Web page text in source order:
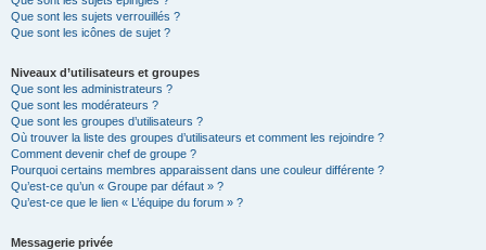
Que sont les sujets verrouillés ?
Que sont les icônes de sujet ?
Niveaux d’utilisateurs et groupes
Que sont les administrateurs ?
Que sont les modérateurs ?
Que sont les groupes d’utilisateurs ?
Où trouver la liste des groupes d’utilisateurs et comment les rejoindre ?
Comment devenir chef de groupe ?
Pourquoi certains membres apparaissent dans une couleur différente ?
Qu’est-ce qu’un « Groupe par défaut » ?
Qu’est-ce que le lien « L’équipe du forum » ?
Messagerie privée